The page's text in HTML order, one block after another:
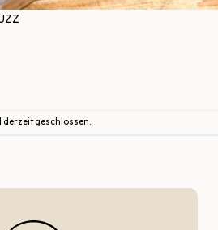
derzeit geschlossen.